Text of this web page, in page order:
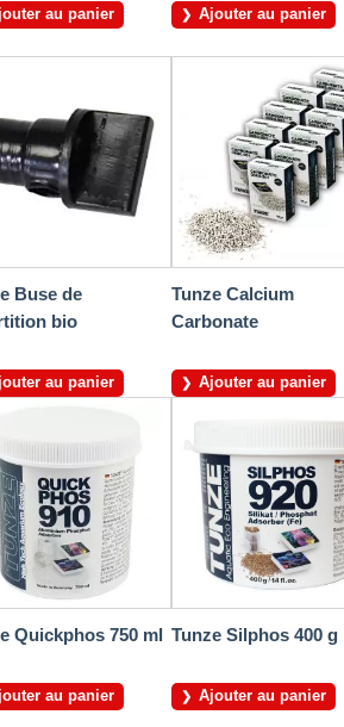
au panier Ajouter au panier
Buse de
bio
au panier
Tunze Calcium
Carbonate
Ajouter au panier
Quickphos 750 ml
au panier
Tunze Silphos 400 g
Ajouter au panier